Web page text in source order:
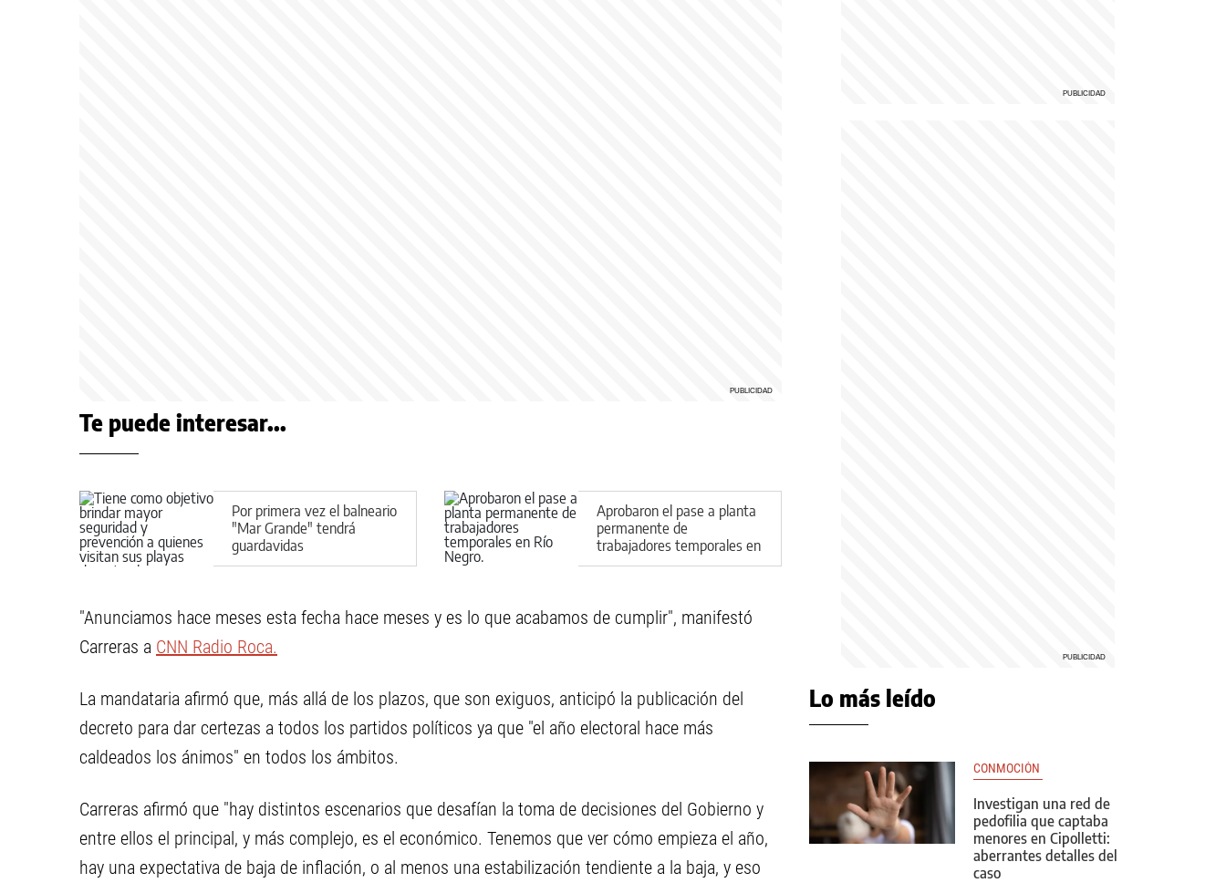
Te puede interesar...
Por primera vez el balneario
"Mar Grande" tendrá
guardavidas
Aprobaron el pase a planta
permanente de
trabajadores temporales en
Río Negro
"Anunciamos hace meses esta fecha hace meses y es lo que acabamos de cumplir", manifestó
Carreras a CNN Radio Roca.
La mandataria afirmó que, más allá de los plazos, que son exiguos, anticipó la publicación del
decreto para dar certezas a todos los partidos políticos ya que "el año electoral hace más
caldeados los ánimos" en todos los ámbitos.
Carreras afirmó que "hay distintos escenarios que desafían la toma de decisiones del Gobierno y
entre ellos el principal, y más complejo, es el económico. Tenemos que ver cómo empieza el año,
hay una expectativa de baja de inflación, o al menos una estabilización tendiente a la baja, y eso
Lo más leído
CONMOCIÓN
Investigan una red de
pedofilia que captaba
menores en Cipolletti:
aberrantes detalles del
caso